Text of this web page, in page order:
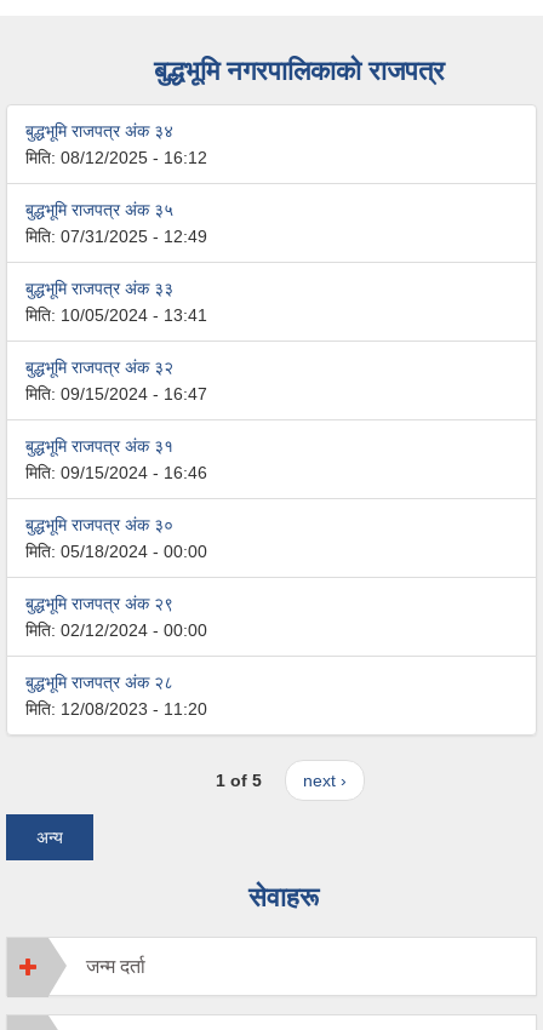
बुद्धभूमि नगरपालिकाको राजपत्र
बुद्धभूमि राजपत्र अंक ३४
मिति: 08/12/2025 - 16:12
बुद्धभूमि राजपत्र अंक ३५
मिति: 07/31/2025 - 12:49
बुद्धभूमि राजपत्र अंक ३३
मिति: 10/05/2024 - 13:41
बुद्धभूमि राजपत्र अंक ३२
मिति: 09/15/2024 - 16:47
बुद्धभूमि राजपत्र अंक ३१
मिति: 09/15/2024 - 16:46
बुद्धभूमि राजपत्र अंक ३०
मिति: 05/18/2024 - 00:00
बुद्धभूमि राजपत्र अंक २९
मिति: 02/12/2024 - 00:00
बुद्धभूमि राजपत्र अंक २८
मिति: 12/08/2023 - 11:20
1 of 5 next ›
अन्य
सेवाहरू
जन्म दर्ता